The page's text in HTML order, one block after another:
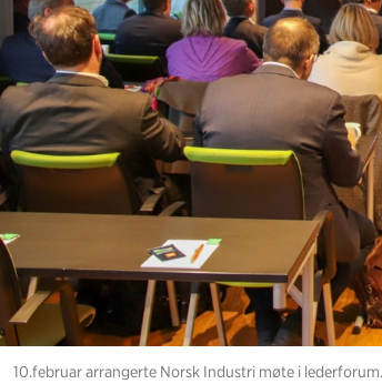
10.februar arrangerte Norsk Industri møte i